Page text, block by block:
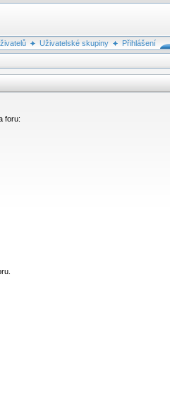
Uživatelské skupiny
Přihlášení
foru: